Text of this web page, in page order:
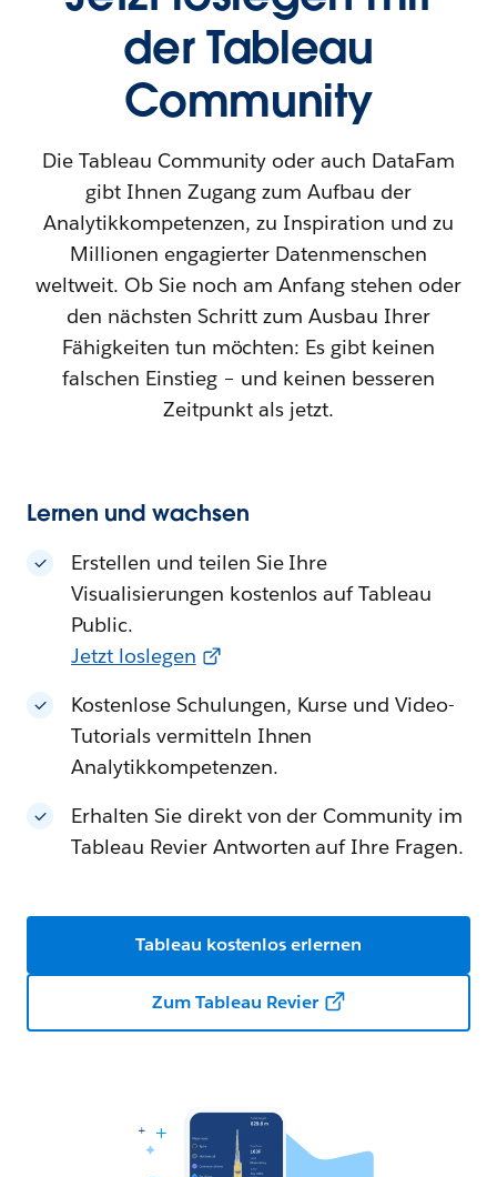
der Tableau
Community
Die Tableau Community oder auch DataFam
gibt Ihnen Zugang zum Aufbau der
Analytikkompetenzen, zu Inspiration und zu
Millionen engagierter Datenmenschen
weltweit. Ob Sie noch am Anfang stehen oder
den nächsten Schritt zum Ausbau Ihrer
Fähigkeiten tun möchten: Es gibt keinen
falschen Einstieg – und keinen besseren
Zeitpunkt als jetzt.
Lernen und wachsen
Erstellen und teilen Sie Ihre
Visualisierungen kostenlos auf Tableau
Public.
Jetzt loslegen
Kostenlose Schulungen, Kurse und Video-
Tutorials vermitteln Ihnen
Analytikkompetenzen.
Erhalten Sie direkt von der Community im
Tableau Revier Antworten auf Ihre Fragen.
Tableau kostenlos erlernen
Zum Tableau Revier